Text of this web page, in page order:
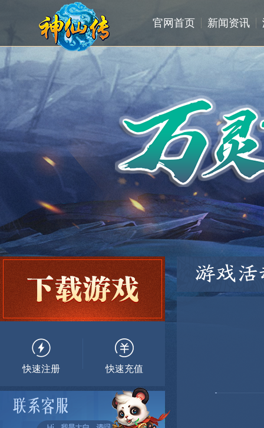
官网首页 新闻资讯
快速注册 快速充值
游戏